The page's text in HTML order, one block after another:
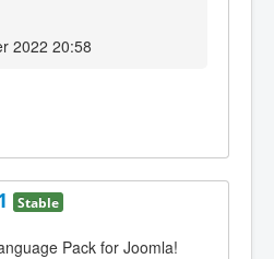
2022 20:58
Stable
Pack for Joomla!